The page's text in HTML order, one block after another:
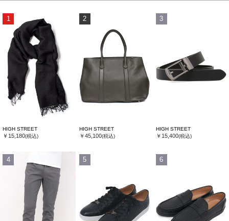
1
HIGH STREET
￥15,180(税込)
2
HIGH STREET
￥45,100(税込)
3
HIGH STREET
￥15,400(税込)
4 5 6